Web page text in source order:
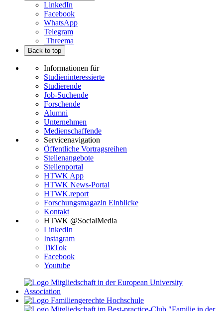
LinkedIn
Facebook
WhatsApp
Telegram
Threema
Back to top
Informationen für
Studieninteressierte
Studierende
Job-Suchende
Forschende
Alumni
Unternehmen
Medienschaffende
Servicenavigation
Öffentliche Vortragsreihen
Stellenangebote
Stellenportal
HTWK App
HTWK News-Portal
HTWK.report
Forschungsmagazin Einblicke
Kontakt
HTWK @SocialMedia
LinkedIn
Instagram
TikTok
Facebook
Youtube